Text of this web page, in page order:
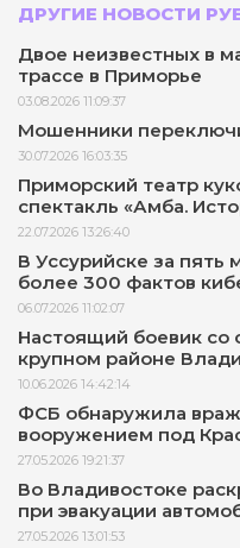
ДРУГИЕ НОВОСТИ
Двое неизвестных в
трассе в Приморье
03.08.2026 11:09:37
Мошенники
30.07.2026 16:03:35
Приморский театр
спектакль «Амба.
22.07.2026 13:26:40
В Уссурийске за пять
более 300 фактов
06.07.2026 11:02:07
Настоящий боевик со
крупном районе
10.06.2026 14:42:14
ФСБ обнаружила
вооружением под
27.05.2026 19:21:37
Во Владивостоке
при эвакуации
27.05.2026 13:01:53